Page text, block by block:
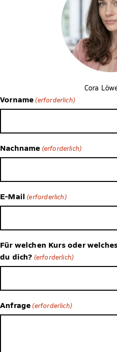
Cora
Vorname (erforderlich)
Nachname (erforderlich)
E-Mail (erforderlich)
Für welchen Kurs oder
du dich? (erforderlich)
Anfrage (erforderlich)